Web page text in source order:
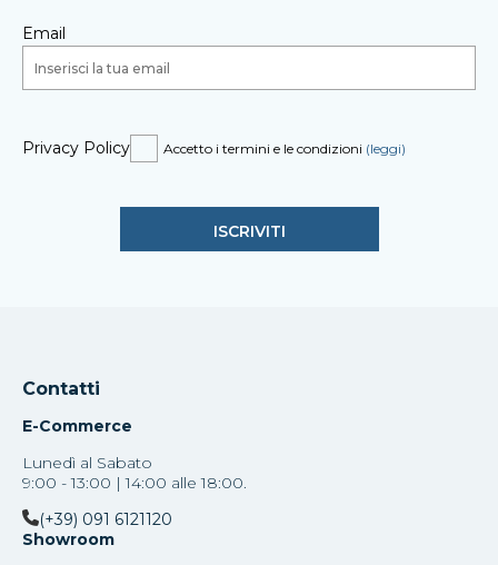
Email
Privacy Policy Accetto i termini e le condizioni (leggi)
Contatti
E-Commerce
Lunedì al Sabato
9:00 - 13:00 | 14:00 alle 18:00.
(+39) 091 6121120
Showroom